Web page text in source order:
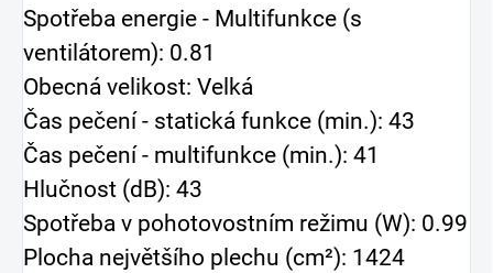
Spotřeba energie - Multifunkce (s
ventilátorem): 0.81
Obecná velikost: Velká
Čas pečení - statická funkce (min.): 43
Čas pečení - multifunkce (min.): 41
Hlučnost (dB): 43
Spotřeba v pohotovostním režimu (W): 0.99
Plocha největšího plechu (cm²): 1424